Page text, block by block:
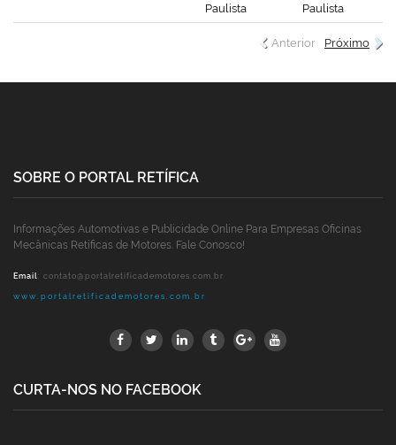
Paulista
Paulista
Anterior Próximo
SOBRE O PORTAL RETÍFICA
Informações Automotivas e Publicidade Online Para Empresas Oficinas
Mecânicas Retíficas de Motores. Fale Conosco!
Email : contato@portalretificademotores.com.br
www.portalretificademotores.com.br
CURTA-NOS NO FACEBOOK